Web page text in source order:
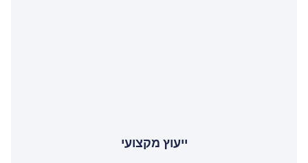
ייעוץ מקצועי